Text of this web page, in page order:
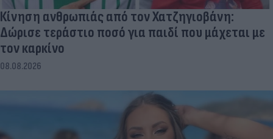
Κίνηση ανθρωπιάς από τον Χατζηγιοβάνη:
Δώρισε τεράστιο ποσό για παιδί που μάχεται με
τον καρκίνο
08.08.2026